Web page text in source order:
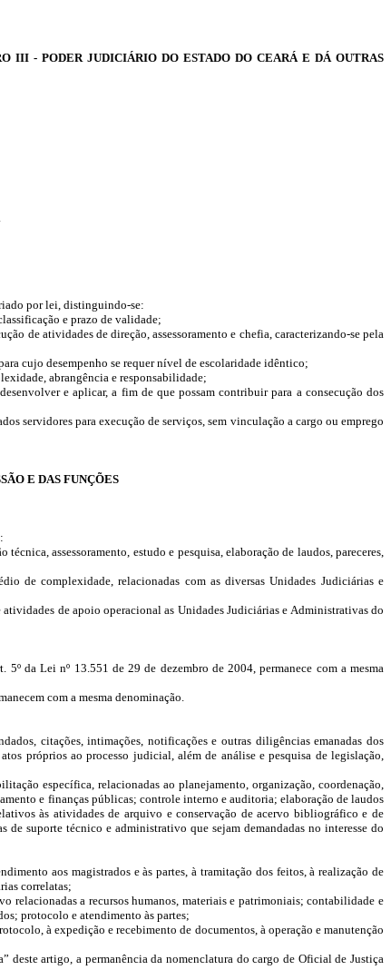
III - PODER JUDICIÁRIO DO ESTADO DO CEARÁ E DÁ OUTRAS
por lei, distinguindo-se:
e prazo de validade;
de atividades de direção, assessoramento e chefia, caracterizando-se pela
cujo desempenho se requer nível de escolaridade idêntico;
abrangência e responsabilidade;
e aplicar, a fim de que possam contribuir para a consecução dos
servidores para execução de serviços, sem vinculação a cargo ou emprego
E DAS FUNÇÕES
assessoramento, estudo e pesquisa, elaboração de laudos, pareceres,
de complexidade, relacionadas com as diversas Unidades Judiciárias e
de apoio operacional as Unidades Judiciárias e Administrativas do
da Lei nº 13.551 de 29 de dezembro de 2004, permanece com a mesma
com a mesma denominação.
citações, intimações, notificações e outras diligências emanadas dos
próprios ao processo judicial, além de análise e pesquisa de legislação,
específica, relacionadas ao planejamento, organização, coordenação,
e finanças públicas; controle interno e auditoria; elaboração de laudos
às atividades de arquivo e conservação de acervo bibliográfico e de
suporte técnico e administrativo que sejam demandadas no interesse do
aos magistrados e às partes, à tramitação dos feitos, à realização de
correlatas;
relacionadas a recursos humanos, materiais e patrimoniais; contabilidade e
protocolo e atendimento às partes;
à expedição e recebimento de documentos, à operação e manutenção
deste artigo, a permanência da nomenclatura do cargo de Oficial de Justiça